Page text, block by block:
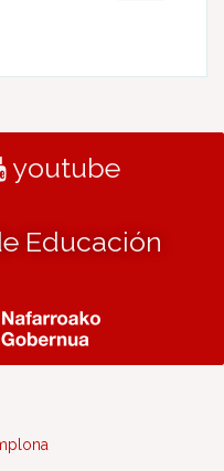
youtube
Educación